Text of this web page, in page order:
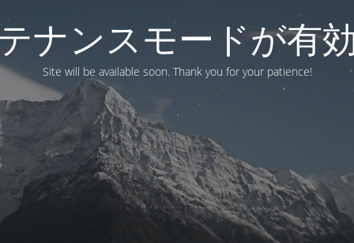
ナンスモードが有
Site will be available soon. Thank you for your patience!